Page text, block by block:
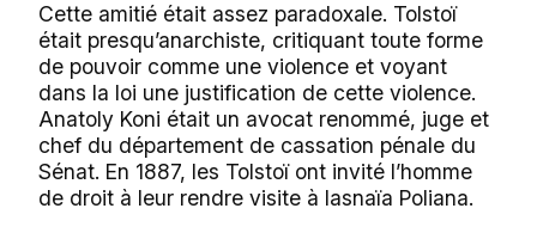
Cette amitié était assez paradoxale. Tolstoï
était presqu’anarchiste, critiquant toute forme
de pouvoir comme une violence et voyant
dans la loi une justification de cette violence.
Anatoly Koni était un avocat renommé, juge et
chef du département de cassation pénale du
Sénat. En 1887, les Tolstoï ont invité l’homme
de droit à leur rendre visite à Iasnaïa Poliana.